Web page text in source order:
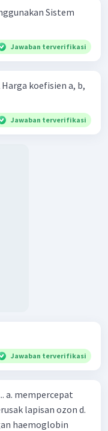
Sistem
Jawaban terverifikasi
Harga koefisien a, b,
Jawaban terverifikasi
Jawaban terverifikasi
dengan haemoglobin